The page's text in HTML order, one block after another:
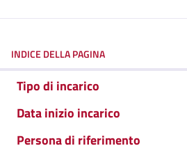
INDICE DELLA PAGINA
Tipo di incarico
Data inizio incarico
Persona di riferimento